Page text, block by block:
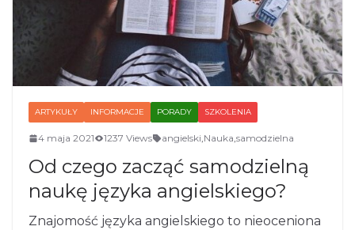
ARTYKUŁY INFORMACJE PORADY SZKOLENIA
4 maja 2021 1237 Views angielski,Nauka,samodzielna
Od czego zacząć samodzielną
naukę języka angielskiego?
Znajomość języka angielskiego to nieoceniona